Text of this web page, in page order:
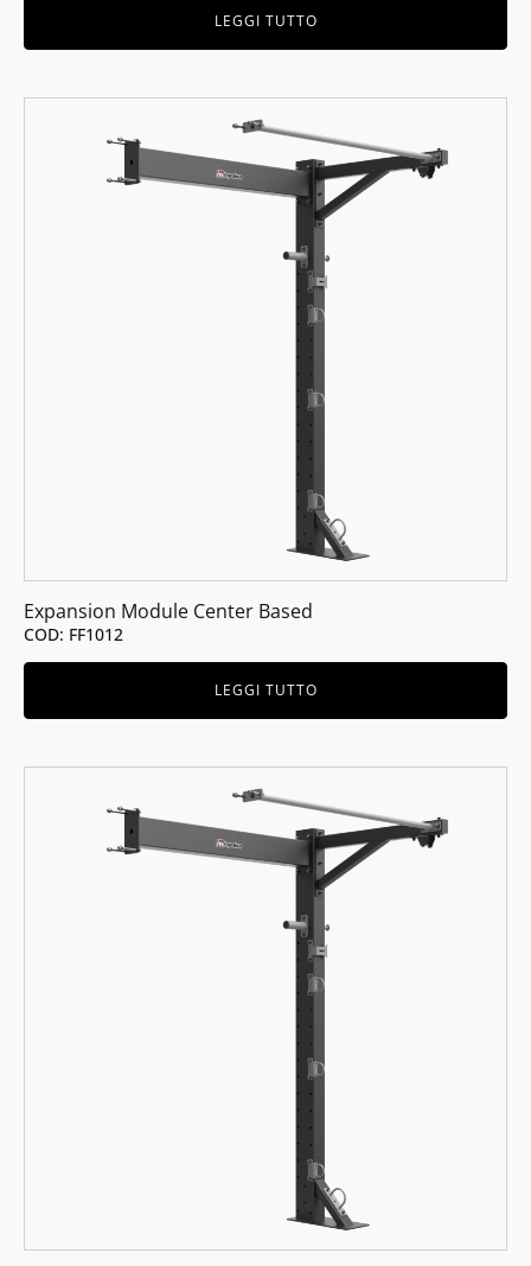
LEGGI TUTTO
Expansion Module Center Based
COD: FF1012
LEGGI TUTTO